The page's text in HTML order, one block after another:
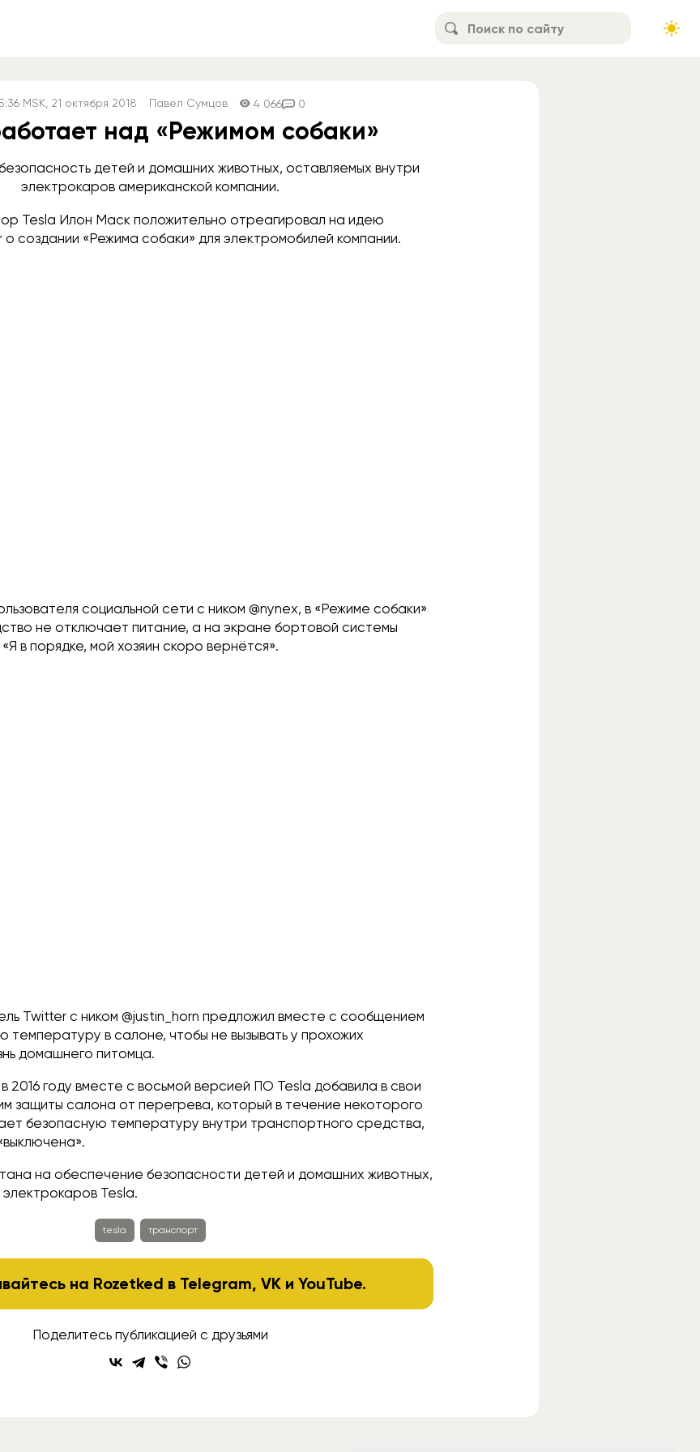
MSK , 21 октября 2018 Павел Сумцов 4 066 0
над «Режимом собаки»
детей и домашних животных, оставляемых внутри
электрокаров американской компании.
Tesla Илон Маск положительно отреагировал на идею
о создании «Режима собаки» для электромобилей компании.
социальной сети с ником @nynex, в «Режиме собаки»
не отключает питание, а на экране бортовой системы
в порядке, мой хозяин скоро вернётся».
Twitter с ником @justin_horn предложил вместе с сообщением
температуру в салоне, чтобы не вызывать у прохожих
домашнего питомца.
году вместе с восьмой версией ПО Tesla добавила в свои
защиты салона от перегрева, который в течение некоторого
безопасную температуру внутри транспортного средства,
на обеспечение безопасности детей и домашних животных,
Tesla.
tesla транспорт
на Rozetked в Telegram,VK иYouTube.
Поделитесь публикацией с друзьями